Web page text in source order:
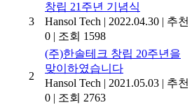
3
창립 21주년 기념식
Hansol Tech | 2022.04.30 | 추천
0 | 조회 1598
2
(주)한솔테크 창립 20주년을
맞이하였습니다
Hansol Tech | 2021.05.03 | 추천
0 | 조회 2763